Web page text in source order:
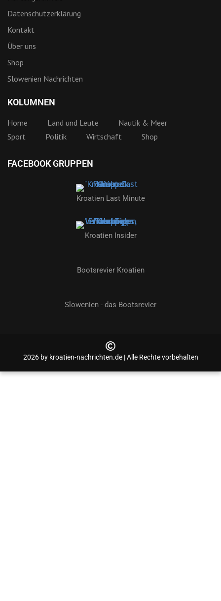
Datenschutzerklärung
Kontakt
Über uns
Shop
Slowenien Nachrichten
KOLUMNEN
Home Land und Leute
Nautik & Meer
Sport
Politik Wirtschaft Shop
FACEBOOK GRUPPEN
Kroatien Last Minute
Kroatien Insider
Bootsrevier Kroatien
Slowenien - das Bootsrevier
2026 by kroatien-nachrichten.de | Alle Rechte vorbehalten